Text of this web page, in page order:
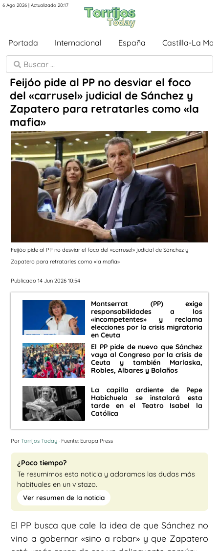
6 Ago 2026 | Actualizado 20:17
Portada Internacional España Castilla-La
Feijóo pide al PP no desviar el foco
del «carrusel» judicial de Sánchez y
Zapatero para retratarles como «la
mafia»
Feijóo pide al PP no desviar el foco del «carrusel» judicial de Sánchez y
Zapatero para retratarles como «la mafia»
Publicado 14 Jun 2026 10:54
Montserrat (PP) exige
responsabilidades a los
«incompetentes» y reclama
elecciones por la crisis migratoria
en Ceuta
El PP pide de nuevo que Sánchez
vaya al Congreso por la crisis de
Ceuta y también Marlaska,
Robles, Albares y Bolaños
La capilla ardiente de Pepe
Habichuela se instalará esta
tarde en el Teatro Isabel la
Católica
Por Torrijos Today · Fuente: Europa Press
¿Poco tiempo?
Te resumimos esta noticia y aclaramos las dudas más
habituales en un vistazo.
Ver resumen de la noticia
El PP busca que cale la idea de que Sánchez no
vino a gobernar «sino a robar» y que Zapatero